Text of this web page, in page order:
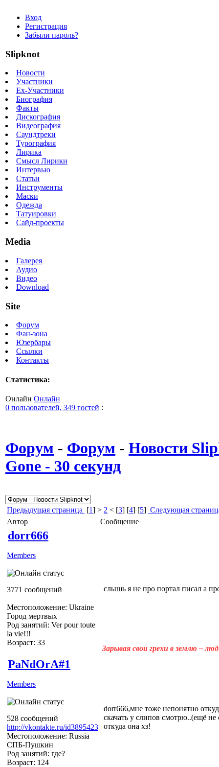
Вход
Регистрация
Забыли пароль?
Slipknot
Новости
Участники
Ex-Участники
Биография
Факты
Дискография
Видеография
Саундтреки
Турография
Лирика
Смысл Лирики
Интервью
Статьи
Инструменты
Маски
Одежда
Татуировки
Сайд-проекты
Media
Галерея
Аудио
Видео
Download
Site
Форум
Фан-зона
Юзербары
Ссылки
Контакты
Статистика:
Онлайн Онлайн
0 пользователей, 349 гостей :
Форум - Форум - Новости
Gone - 30 секунд
Предыдущая страница [1] > 2 < [3] [4] [5] Следующая
Автор
Сообщение
dorr666
Members
3771 сообщений
Местоположение: Ukraine
Город мертвых
Род занятий: Ver pour toute
la vie!!!
Возраст: 33
слышь я не про портал писал а
Зарывая свои грехи в землю –
PaNdOrA#1
Members
528 сообщений
http://vkontakte.ru/id3895423
Местоположение: Russia
СПБ-Пушкин
Род занятий: где?
Возраст: 124
dorr666,мне тоже непонятно
скачать у слипов смотрю..(ещё
откуда она хз!